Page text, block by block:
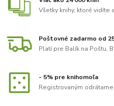
Všetky knihy, ktoré vidíte
Poštovné zadarmo od
Platí pre Balík na Poštu,
- 5% pre knihomoľa
Registrovaným